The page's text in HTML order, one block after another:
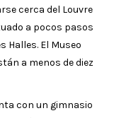
cerca del Louvre
a pocos pasos
Halles. El Museo
a menos de diez
con un gimnasio